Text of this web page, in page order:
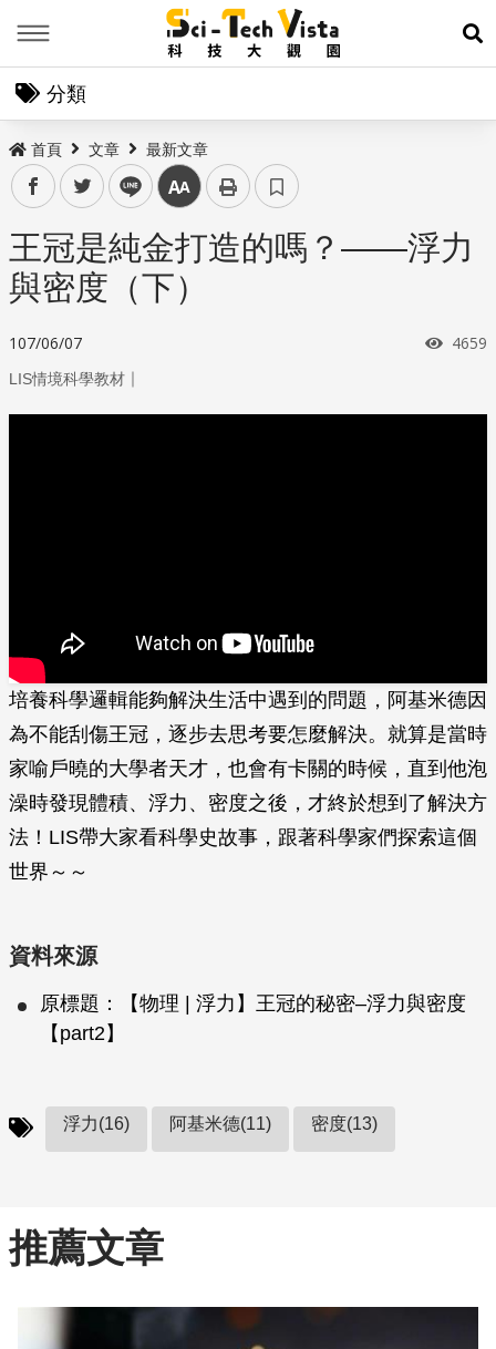
展
分類
首頁 文章 最新文章
facebooktwitter line 中
王冠是純金打造的嗎？——浮力
與密度（下）
107/06/07 瀏覽
4659
LIS情境科學教材 ｜
培養科學邏輯能夠解決生活中遇到的問題，阿基米德因
為不能刮傷王冠，逐步去思考要怎麼解決。就算是當時
家喻戶曉的大學者天才，也會有卡關的時候，直到他泡
澡時發現體積、浮力、密度之後，才終於想到了解決方
法！LIS帶大家看科學史故事，跟著科學家們探索這個
世界～～
資料來源
原標題：【物理 | 浮力】王冠的秘密–浮力與密度
【part2】
浮力(16) 阿基米德(11) 密度(13)
推薦文章